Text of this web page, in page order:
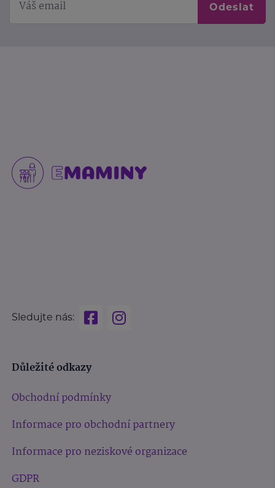
Odeslat
Sledujte nás:
Důležité odkazy
Obchodní podmínky
Informace pro obchodní partnery
Informace pro neziskové organizace
GDPR